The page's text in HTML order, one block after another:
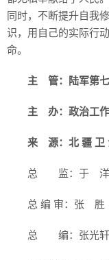
同时，不断提升自我
识，用自己的实际行
命。
主 管：陆军第
主 办：政治工
来 源：北 疆 卫
总 监：于 洋
总 编 审：张 胜
总 编：张光轩